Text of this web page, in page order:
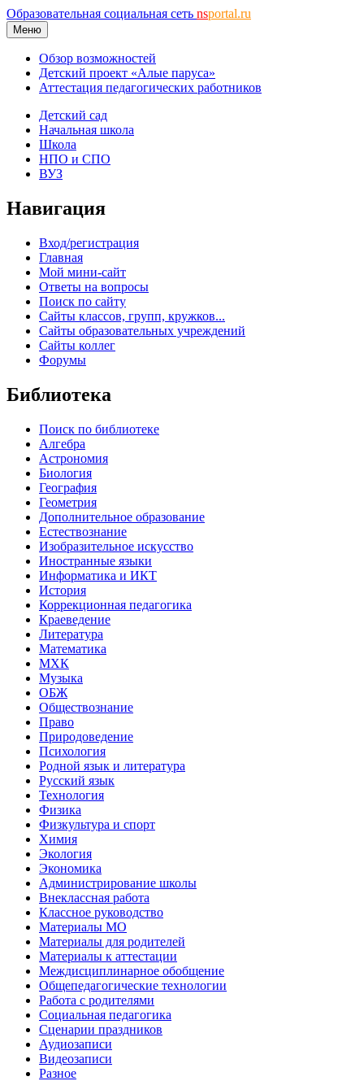
Образовательная социальная сеть nsportal.ru
Меню
Обзор возможностей
Детский проект «Алые паруса»
Аттестация педагогических работников
Детский сад
Начальная школа
Школа
НПО и СПО
ВУЗ
Навигация
Вход/регистрация
Главная
Мой мини-сайт
Ответы на вопросы
Поиск по сайту
Сайты классов, групп, кружков...
Сайты образовательных учреждений
Сайты коллег
Форумы
Библиотека
Поиск по библиотеке
Алгебра
Астрономия
Биология
География
Геометрия
Дополнительное образование
Естествознание
Изобразительное искусство
Иностранные языки
Информатика и ИКТ
История
Коррекционная педагогика
Краеведение
Литература
Математика
МХК
Музыка
ОБЖ
Обществознание
Право
Природоведение
Психология
Родной язык и литература
Русский язык
Технология
Физика
Физкультура и спорт
Химия
Экология
Экономика
Администрирование школы
Внеклассная работа
Классное руководство
Материалы МО
Материалы для родителей
Материалы к аттестации
Междисциплинарное обобщение
Общепедагогические технологии
Работа с родителями
Социальная педагогика
Сценарии праздников
Аудиозаписи
Видеозаписи
Разное